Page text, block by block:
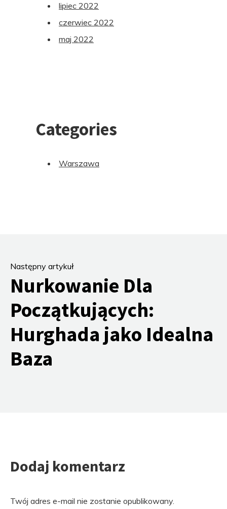
lipiec 2022
czerwiec 2022
maj 2022
Categories
Warszawa
Następny artykuł
Nurkowanie Dla
Początkujących:
Hurghada jako Idealna
Baza
Dodaj komentarz
Twój adres e-mail nie zostanie opublikowany.